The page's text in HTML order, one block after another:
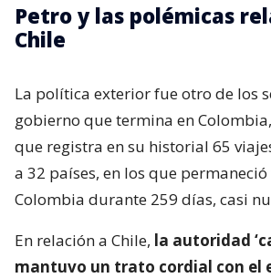
Petro y las polémicas
Chile
La política exterior fue otro de los
gobierno que termina en
que registra en su historial 65
a 32 países, en los que
Colombia durante 259 días, casi
En relación a Chile, la autoridad
mantuvo un trato cordial con el